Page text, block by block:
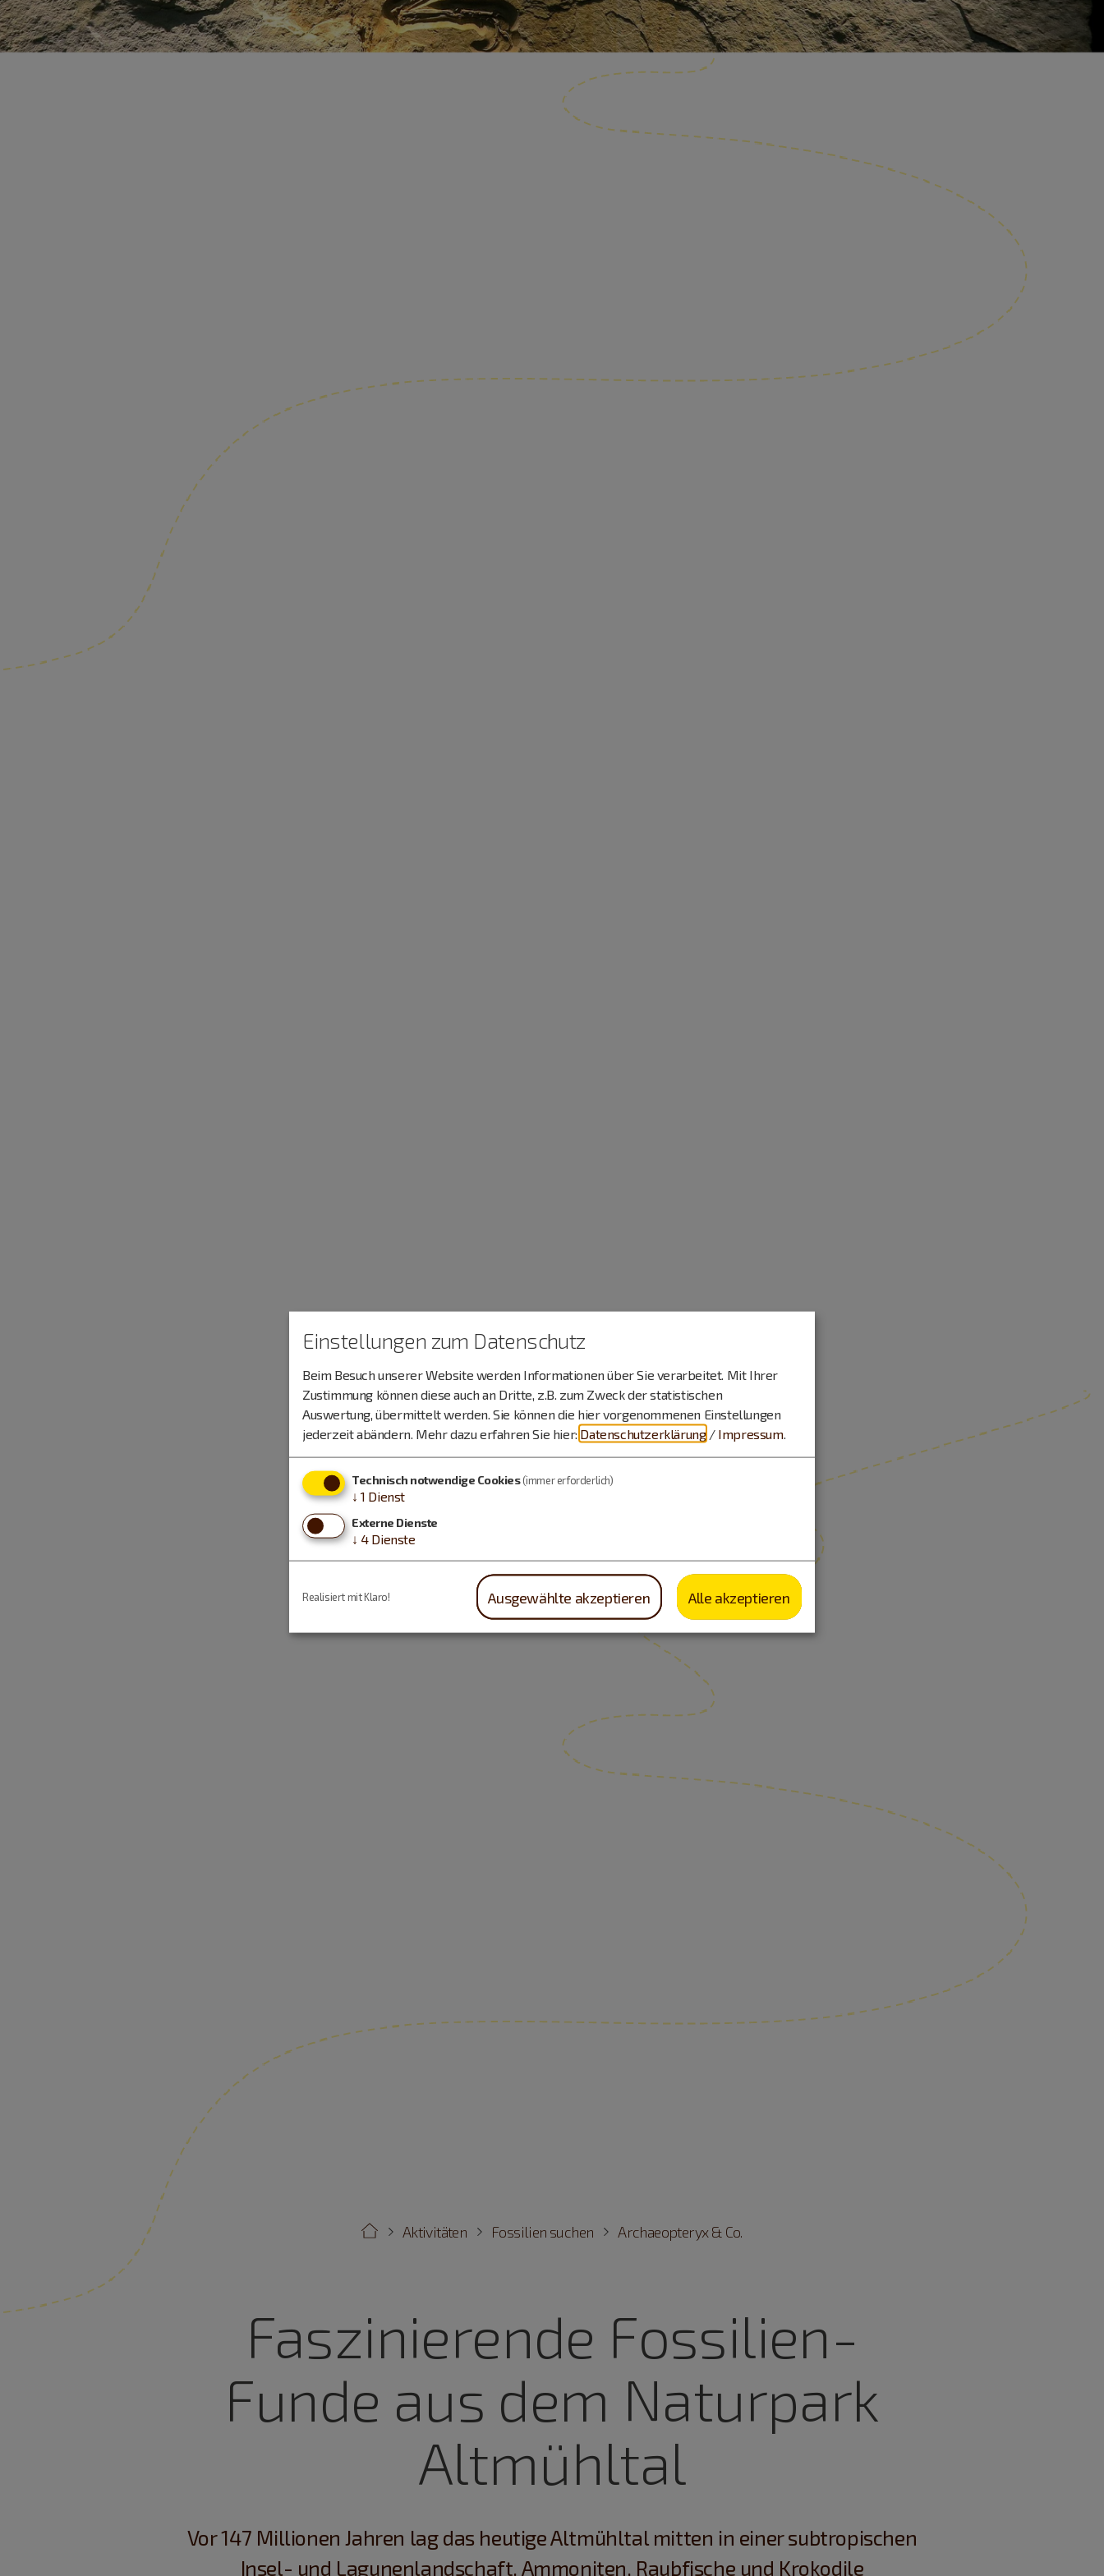
Archaeopteryx & Co.
Fossilien suchen
Aktivitäten
Faszinierende Fossilien-
Funde aus dem Naturpark
Altmühltal
Vor 147 Millionen Jahren lag das heutige Altmühltal mitten in einer subtropischen
Insel- und Lagunenlandschaft. Ammoniten, Raubfische und Krokodile
Einstellungen zum Datenschutz
Beim Besuch unserer Website werden Informationen über Sie verarbeitet. Mit Ihrer
Zustimmung können diese auch an Dritte, z.B. zum Zweck der statistischen
Auswertung, übermittelt werden. Sie können die hier vorgenommenen Einstellungen
jederzeit abändern. Mehr dazu erfahren Sie hier: Datenschutzerklärung / Impressum.
Technisch notwendige Cookies(immer erforderlich)
↓ 1 Dienst
Externe Dienste
↓ 4 Dienste
Ausgewählte akzeptieren Alle akzeptieren
Realisiert mit Klaro!